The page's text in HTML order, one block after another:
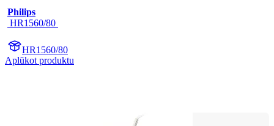
Philips
HR1560/80
HR1560/80
Aplūkot produktu